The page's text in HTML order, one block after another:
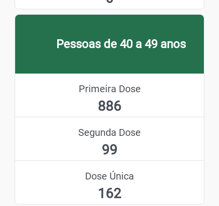
Pessoas de 40 a 49 anos
Primeira Dose
886
Segunda Dose
99
Dose Única
162